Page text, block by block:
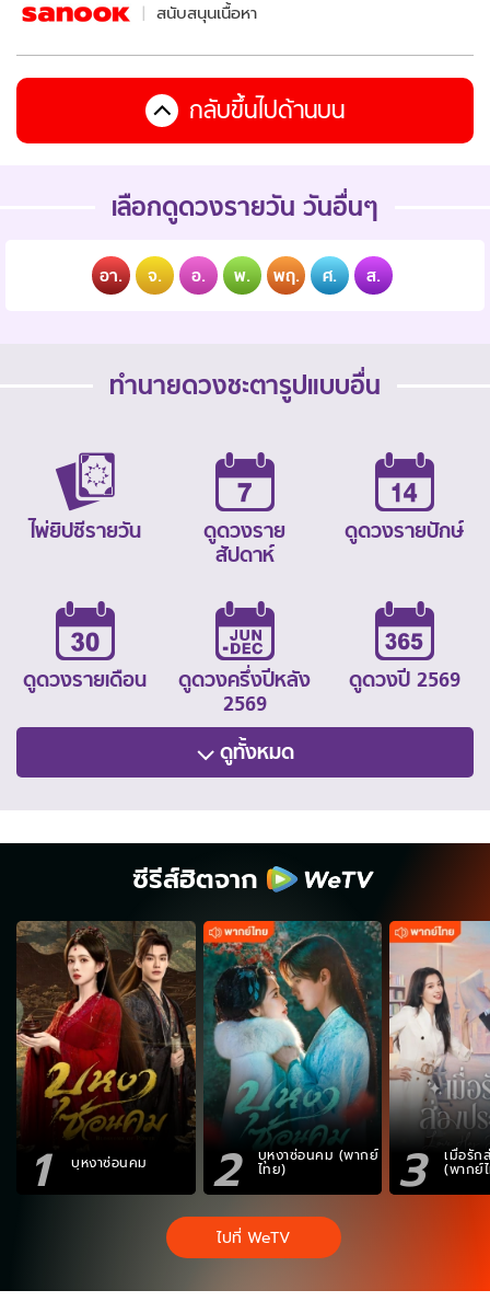
สนับสนุนเนื้อหา
กลับขึ้นไปด้านบน
เลือกดูดวงรายวัน วันอื่นๆ
อา. จ. อ. พ. พฤ. ศ. ส.
ทำนายดวงชะตารูปแบบอื่น
ไพ่ยิปซีรายวัน
ดูดวงราย
สัปดาห์
ดูดวงรายปักษ์
ดูดวงรายเดือน
ดูดวงครึ่งปีหลัง
2569
ดูดวงปี 2569
ดูทั้งหมด
ซีรีส์ฮิตจาก
1 บุหงาซ่อนคม 2 บุหงาซ่อนคม (พากย์
ไทย) 3 เมื่อรัก
(พากย์
ไปที่ WeTV